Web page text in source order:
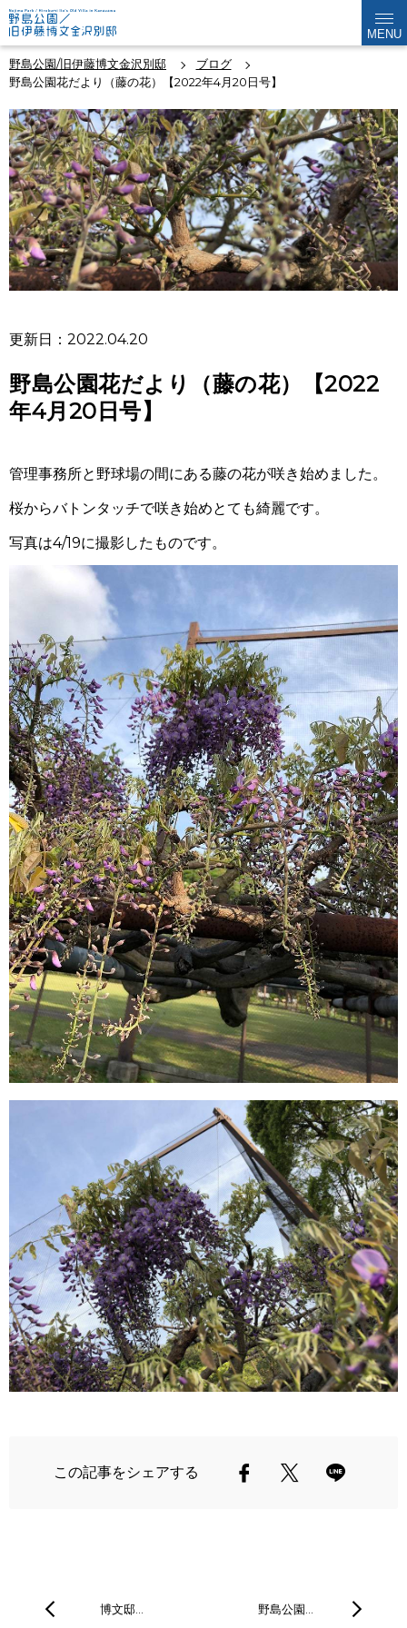
MENU
野島公園/旧伊藤博文金沢別邸
ブログ
野島公園花だより（藤の花）【2022年4月20日号】
更新日：2022.04.20
野島公園花だより（藤の花）【2022
年4月20日号】
管理事務所と野球場の間にある藤の花が咲き始めました。
桜からバトンタッチで咲き始めとても綺麗です。
写真は4/19に撮影したものです。
この記事をシェアする
博文邸… 野島公園…